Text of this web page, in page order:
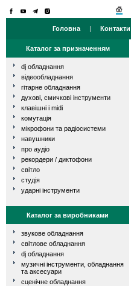
Головна | Контакти
Каталог за призначенням
dj обладнання
відеообладнання
гітарне обладнання
духові, смичкові інструменти
клавішні і midi
комутація
мікрофони та радіосистеми
навушники
про аудіо
рекордери / диктофони
світло
студія
ударні інструменти
Каталог за виробниками
звукове обладнання
світлове обладнання
dj обладнання
музичні інструменти, обладнання
та аксесуари
сценічне обладнання